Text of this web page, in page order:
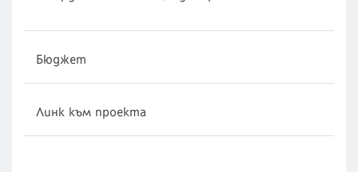
Бюджет
Линк към проекта